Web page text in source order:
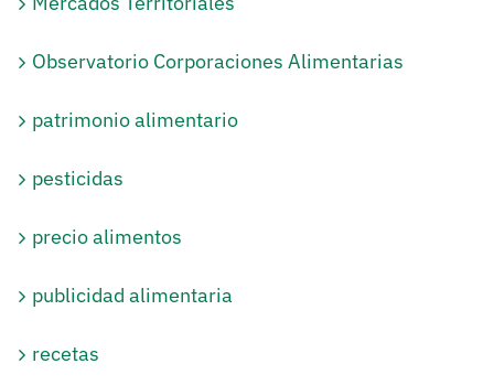
Observatorio Corporaciones Alimentarias
patrimonio alimentario
pesticidas
precio alimentos
publicidad alimentaria
recetas